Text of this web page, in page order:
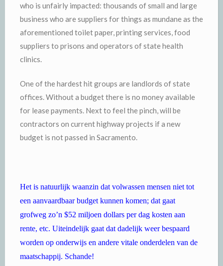
who is unfairly impacted: thousands of small and large
business who are suppliers for things as mundane as the
aforementioned toilet paper, printing services, food
suppliers to prisons and operators of state health
clinics.
One of the hardest hit groups are landlords of state
offices. Without a budget there is no money available
for lease payments. Next to feel the pinch, will be
contractors on current highway projects if a new
budget is not passed in Sacramento.
Het is natuurlijk waanzin dat volwassen mensen niet tot
een aanvaardbaar budget kunnen komen; dat gaat
grofweg zo’n $52 miljoen dollars per dag kosten aan
rente, etc. Uiteindelijk gaat dat dadelijk weer bespaard
worden op onderwijs en andere vitale onderdelen van de
maatschappij. Schande!